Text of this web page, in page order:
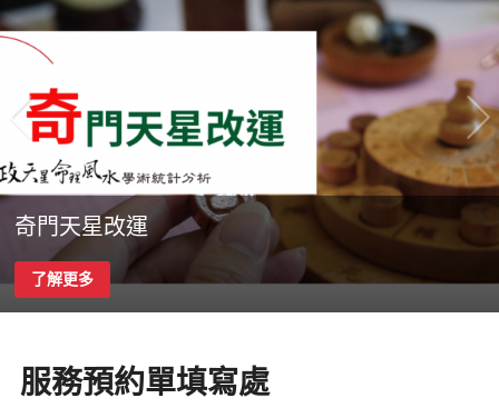
奇門天星改運
了解更多
服務預約單填寫處